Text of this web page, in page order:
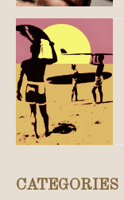
CATEGORIES